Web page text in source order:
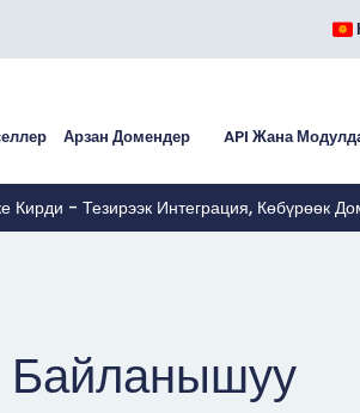
Арзан Домендер API Жана
Кирди - Тезирээк Интеграция, Көбүрөөк
Байланышуу